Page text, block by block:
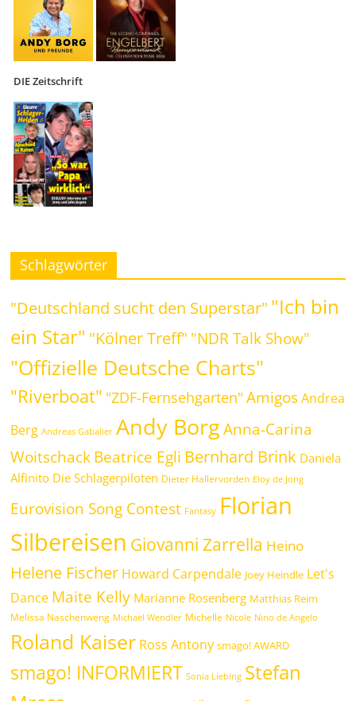
DIE Zeitschrift
Schlagwörter
"Deutschland sucht den Superstar" "Ich bin
ein Star" "Kölner Treff" "NDR Talk Show"
"Offizielle Deutsche Charts"
"Riverboat" "ZDF-Fernsehgarten" Amigos Andrea
Berg Andreas Gabalier Andy Borg Anna-Carina
WoitschackBeatrice Egli Bernhard Brink Daniela
Alfinito Die Schlagerpiloten Dieter Hallervorden Eloy de Jong
Eurovision Song Contest Fantasy Florian
Silbereisen Giovanni Zarrella Heino
Helene Fischer Howard Carpendale Joey Heindle Let's
Dance Maite Kelly Marianne Rosenberg Matthias Reim
Melissa Naschenweng Michael Wendler Michelle Nicole Nino de Angelo
Roland Kaiser Ross Antony smago! AWARD
smago! INFORMIERT Sonia Liebing Stefan